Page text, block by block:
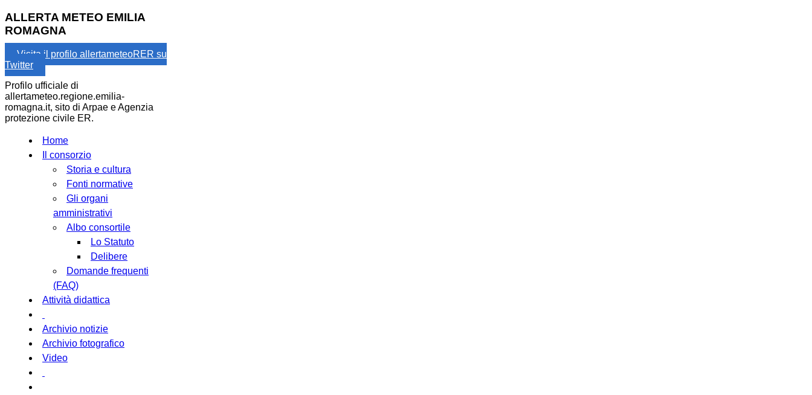
ALLERTA METEO EMILIA
ROMAGNA
Visita il profilo allertameteoRER su
Twitter
Profilo ufficiale di
allertameteo.regione.emilia-
romagna.it, sito di Arpae e Agenzia
protezione civile ER.
Home
Il consorzio
Storia e cultura
Fonti normative
Gli organi
amministrativi
Albo consortile
Lo Statuto
Delibere
Domande frequenti
(FAQ)
Attività didattica
Archivio notizie
Archivio fotografico
Video